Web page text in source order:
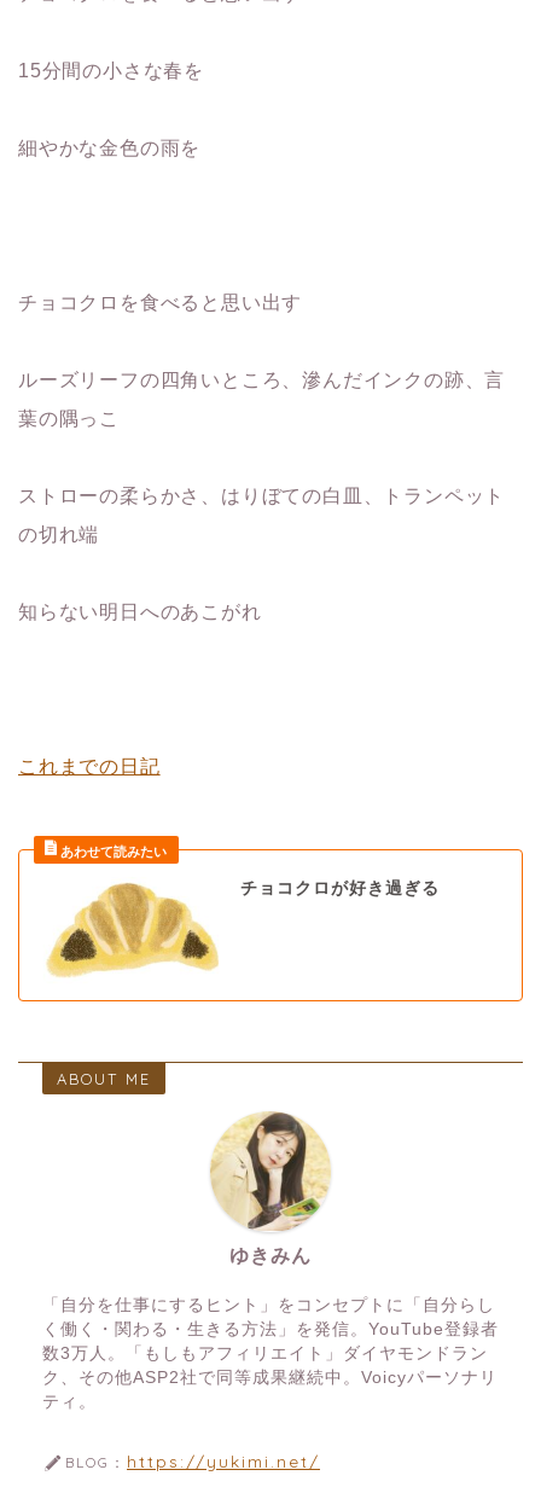
15分間の小さな春を
細やかな金色の雨を
チョコクロを食べると思い出す
ルーズリーフの四角いところ、滲んだインクの跡、言
葉の隅っこ
ストローの柔らかさ、はりぼての白皿、トランペット
の切れ端
知らない明日へのあこがれ
これまでの日記
チョコクロが好き過ぎる
ABOUT ME
ゆきみん
「自分を仕事にするヒント」をコンセプトに「自分らし
く働く・関わる・生きる方法」を発信。YouTube登録者
数3万人。「もしもアフィリエイト」ダイヤモンドラン
ク、その他ASP2社で同等成果継続中。Voicyパーソナリ
ティ。
BLOG： https://yukimi.net/